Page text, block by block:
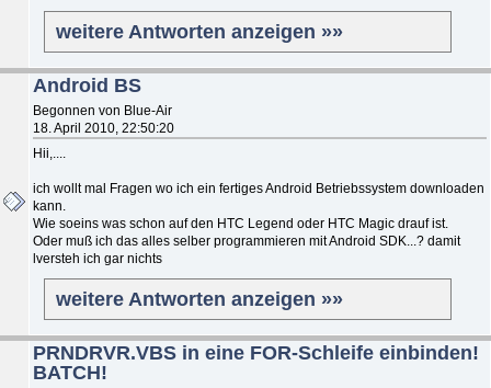
weitere Antworten anzeigen »»
Android BS
Begonnen von Blue-Air
18. April 2010, 22:50:20
Hii,....
ich wollt mal Fragen wo ich ein fertiges Android Betriebssystem downloaden
kann.
Wie soeins was schon auf den HTC Legend oder HTC Magic drauf ist.
Oder muß ich das alles selber programmieren mit Android SDK...? damit
lversteh ich gar nichts
weitere Antworten anzeigen »»
PRNDRVR.VBS in eine FOR-Schleife einbinden!
BATCH!